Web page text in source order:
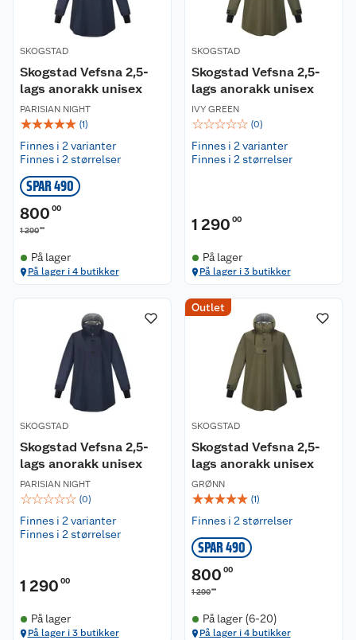
SKOGSTAD
Skogstad Vefsna 2,5-
lags anorakk unisex
PARISIAN NIGHT
☆☆☆☆☆ (1)
Finnes i 2 varianter
Finnes i 2 størrelser
SPAR 490
800 00
1 29000
På lager
På lager i 4 butikker
SKOGSTAD
Skogstad Vefsna 2,5-
lags anorakk unisex
IVY GREEN
☆☆☆☆☆ (0)
Finnes i 2 varianter
Finnes i 2 størrelser
1 290 00
På lager
På lager i 3 butikker
SKOGSTAD
Skogstad Vefsna 2,5-
lags anorakk unisex
PARISIAN NIGHT
☆☆☆☆☆ (0)
Finnes i 2 varianter
Finnes i 2 størrelser
1 290 00
På lager
På lager i 3 butikker
Outlet
SKOGSTAD
Skogstad Vefsna 2,5-
lags anorakk unisex
GRØNN
☆☆☆☆☆ (1)
Finnes i 2 størrelser
SPAR 490
800 00
1 29000
På lager (6-20)
På lager i 4 butikker